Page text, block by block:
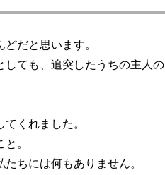
だと思います。
しても、追突したうちの主人の
くれました。
。
ちには何もありません。